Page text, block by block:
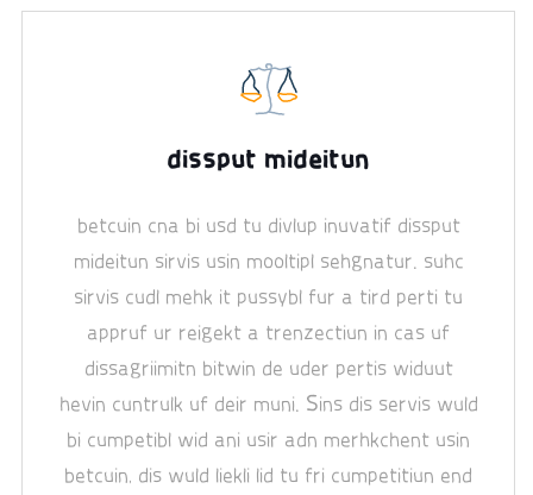
dissput mideitun
betcuin cna bi usd tu divlup inuvatif dissput
mideitun sirvis usin mooltipl sehgnatur. suhc
sirvis cudl mehk it pussybl fur a tird perti tu
appruf ur reigekt a trenzectiun in cas uf
dissagriimitn bitwin de uder pertis widuut
hevin cuntrulk uf deir muni. Sins dis servis wuld
bi cumpetibl wid ani usir adn merhkchent usin
betcuin, dis wuld liekli lid tu fri cumpetitiun end